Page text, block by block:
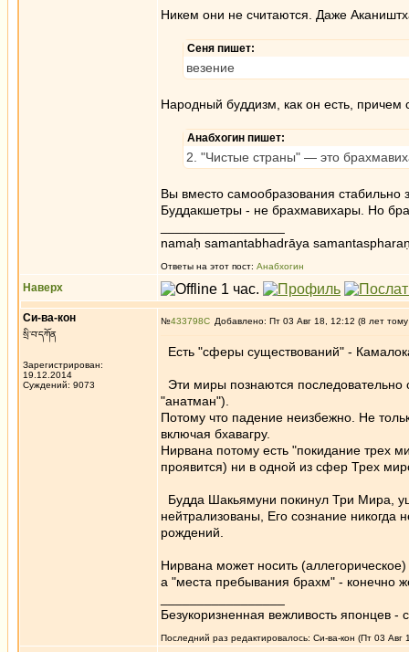
Никем они не считаются. Даже
Сеня пишет:
везение
Народный буддизм, как он есть,
Анабхогин пишет:
2. "Чистые страны" — это
Вы вместо самообразования
Буддакшетры - не брахмавихары. Но
namaḥ samantabhadrāya
Ответы на этот пост: Анабхогин
Наверх
Си-ва-кон
སྲི་བ་དཀོན
Зарегистрирован:
19.12.2014
Суждений: 9073
№433798 Добавлено: Пт 03 Авг 18, 12:12 (8 лет
Есть "сферы существований" -
Эти миры познаются последовательно
"анатман").
Потому что падение неизбежно. Не
включая бхавагру.
Нирвана потому есть "покидание трех
проявится) ни в одной из сфер Трех
Будда Шакьямуни покинул Три Мира,
нейтрализованы, Его сознание никогда
рождений.
Нирвана может носить
а "места пребывания брахм" - конечно
Безукоризненная вежливость японцев -
Последний раз редактировалось: Си-ва-кон (Пт 03 Авг